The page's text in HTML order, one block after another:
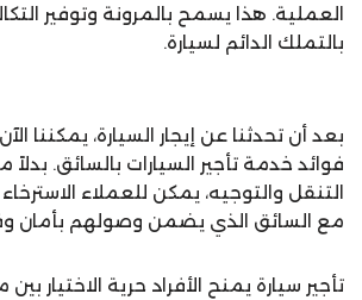
العملية. هذا يسمح بالمرونة وتوفير
بالتملك الدائم لسيارة.
بعد أن تحدثنا عن إيجار السيارة، يمكننا
فوائد خدمة تأجير السيارات بالسائق. بدلاً
التنقل والتوجيه، يمكن للعملاء
مع السائق الذي يضمن وصولهم بأمان
تأجير سيارة يمنح الأفراد حرية الاختيار